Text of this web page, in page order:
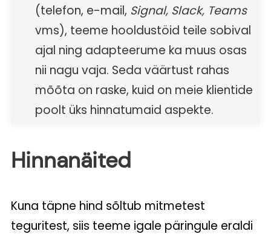
(telefon, e-mail, Signal, Slack, Teams
vms), teeme hooldustöid teile sobival
ajal ning adapteerume ka muus osas
nii nagu vaja. Seda väärtust rahas
mõõta on raske, kuid on meie klientide
poolt üks hinnatumaid aspekte.
Hinnanäited
Kuna täpne hind sõltub mitmetest
teguritest, siis teeme igale päringule eraldi